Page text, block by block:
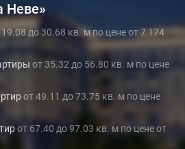
Неве»
19.08 до 30.68 кв. м по цене от 7 174
от 35.32 до 56.80 кв. м по цене
от 49.11 до 73.75 кв. м по цене
от 67.40 до 97.03 кв. м по цене от